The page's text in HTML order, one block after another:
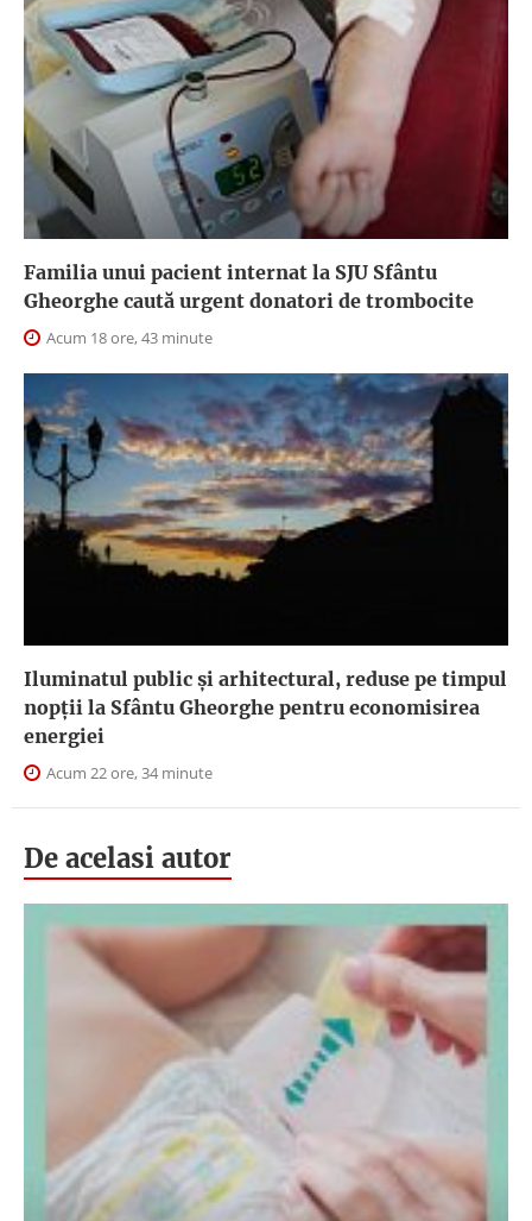
Familia unui pacient internat la SJU Sfântu
Gheorghe caută urgent donatori de trombocite
Acum 18 ore, 43 minute
Iluminatul public şi arhitectural, reduse pe timpul
nopţii la Sfântu Gheorghe pentru economisirea
energiei
Acum 22 ore, 34 minute
De acelasi autor